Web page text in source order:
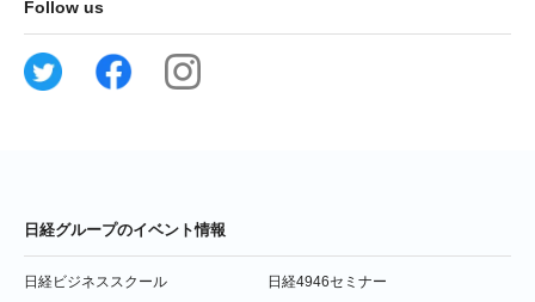
Follow us
日経グループのイベント情報
日経ビジネススクール
日経4946セミナー